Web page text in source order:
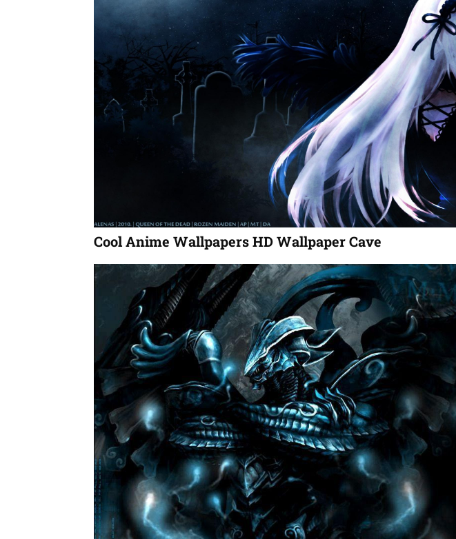
Cool Anime Wallpapers HD Wallpaper Cave